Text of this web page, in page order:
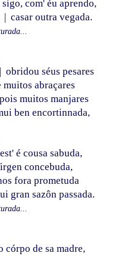
sigo, com' éu aprendo,
| casar outra vegada.
| obridou séus pesares
muitos abraçares
muitos manjares
ben encortinnada,
est' é cousa sabuda,
concebuda,
fora prometuda
gran sazôn passada.
córpo de sa madre,